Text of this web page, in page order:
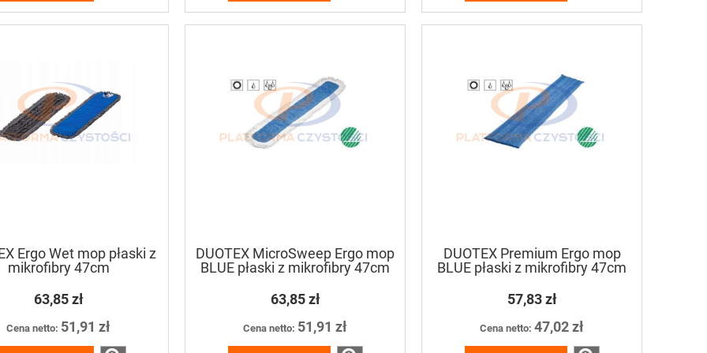
Ergo Wet mop płaski z
mikrofibry 47cm
63,85 zł
Cena netto: 51,91 zł
DUOTEX MicroSweep Ergo mop
BLUE płaski z mikrofibry 47cm
63,85 zł
Cena netto: 51,91 zł
DUOTEX Premium Ergo mop
BLUE płaski z mikrofibry 47cm
57,83 zł
Cena netto: 47,02 zł